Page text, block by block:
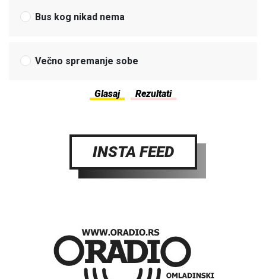
Bus kog nikad nema
Večno spremanje sobe
INSTA FEED